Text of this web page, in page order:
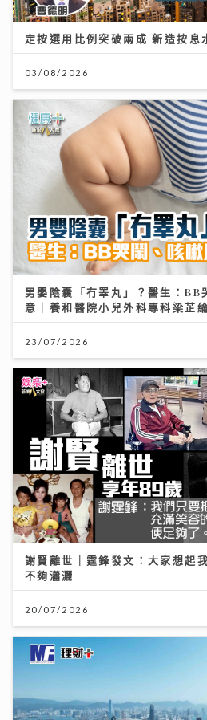
定按選用比例突破兩成 新造按息
03/08/2026
男嬰陰囊「冇睪丸」？醫生：BB
意｜養和醫院小兒外科專科梁芷
23/07/2026
謝賢離世｜霆鋒發文：大家想起
不夠瀟灑
20/07/2026